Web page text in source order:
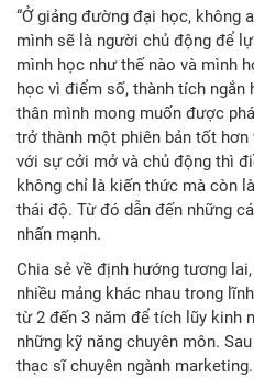
“Ở giảng đường đại học, không
mình sẽ là người chủ động để
mình học như thế nào và mình
học vì điểm số, thành tích ngắn
thân mình mong muốn được
trở thành một phiên bản tốt
với sự cởi mở và chủ động thì
không chỉ là kiến thức mà còn
thái độ. Từ đó dẫn đến những
nhấn mạnh.
Chia sẻ về định hướng tương
nhiều mảng khác nhau trong
từ 2 đến 3 năm để tích lũy kinh
những kỹ năng chuyên môn.
thạc sĩ chuyên ngành